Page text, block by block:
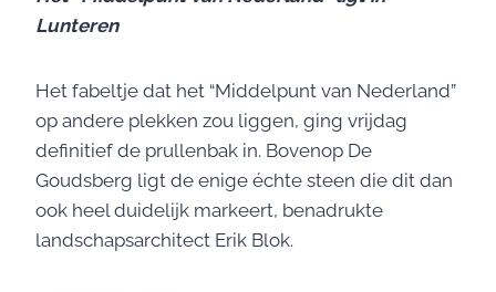
Lunteren
Het fabeltje dat het “Middelpunt van Nederland”
op andere plekken zou liggen, ging vrijdag
definitief de prullenbak in. Bovenop De
Goudsberg ligt de enige échte steen die dit dan
ook heel duidelijk markeert, benadrukte
landschapsarchitect Erik Blok.